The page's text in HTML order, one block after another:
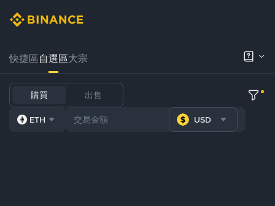
快捷區自選區大宗
購買 出售
ETH USD